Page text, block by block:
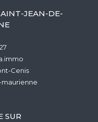
JEAN-DE-
Cenis
maurienne
SUR